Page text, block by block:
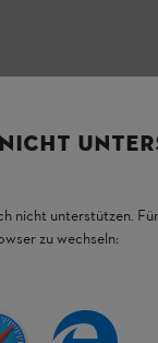
nicht unterstützen.
zu wechseln: